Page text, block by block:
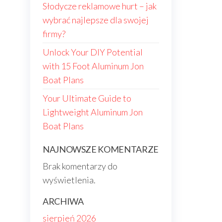
Słodycze reklamowe hurt – jak
wybrać najlepsze dla swojej
firmy?
Unlock Your DIY Potential
with 15 Foot Aluminum Jon
Boat Plans
Your Ultimate Guide to
Lightweight Aluminum Jon
Boat Plans
NAJNOWSZE KOMENTARZE
Brak komentarzy do
wyświetlenia.
ARCHIWA
sierpień 2026